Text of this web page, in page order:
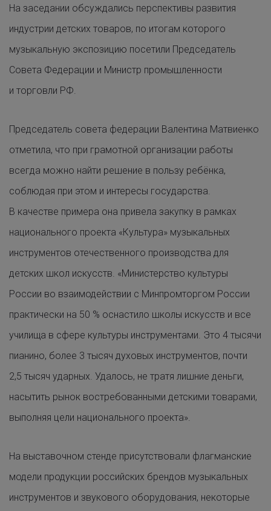
На заседании обсуждались перспективы развития
индустрии детских товаров, по итогам которого
музыкальную экспозицию посетили Председатель
Совета Федерации и Министр промышленности
и торговли РФ.
Председатель совета федерации Валентина Матвиенко
отметила, что при грамотной организации работы
всегда можно найти решение в пользу ребёнка,
соблюдая при этом и интересы государства.
В качестве примера она привела закупку в рамках
национального проекта «Культура» музыкальных
инструментов отечественного производства для
детских школ искусств. «Министерство культуры
России во взаимодействии с Минпромторгом России
практически на 50 % оснастило школы искусств и все
училища в сфере культуры инструментами. Это 4 тысячи
пианино, более 3 тысяч духовых инструментов, почти
2,5 тысяч ударных. Удалось, не тратя лишние деньги,
насытить рынок востребованными детскими товарами,
выполняя цели национального проекта».
На выставочном стенде присутствовали флагманские
модели продукции российских брендов музыкальных
инструментов и звукового оборудования, некоторые